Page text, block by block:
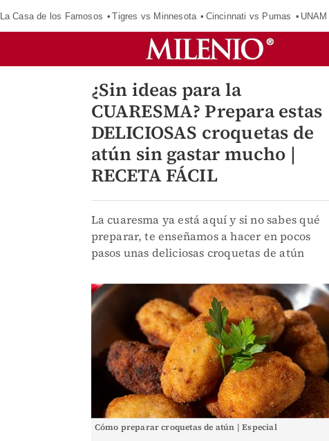
La Casa de los Famosos Tigres vs Minnesota Cincinnati vs Pumas UNAM
¿Sin ideas para la
CUARESMA? Prepara estas
DELICIOSAS croquetas de
atún sin gastar mucho |
RECETA FÁCIL
La cuaresma ya está aquí y si no sabes qué
preparar, te enseñamos a hacer en pocos
pasos unas deliciosas croquetas de atún
Cómo preparar croquetas de atún | Especial